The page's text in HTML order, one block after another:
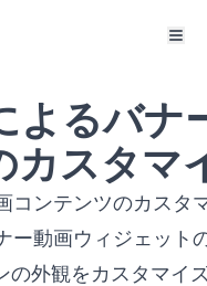
よるバナ
カスタマ
コンテンツのカスタ
ー動画ウィジェット
の外観をカスタマイ